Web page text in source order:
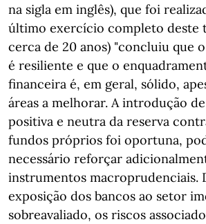
na sigla em inglês), que foi
último exercício completo deste
cerca de 20 anos) "concluiu que
é resiliente e que o
financeira é, em geral, sólido,
áreas a melhorar. A introdução
positiva e neutra da reserva
fundos próprios foi oportuna,
necessário reforçar
instrumentos macroprudenciais.
exposição dos bancos ao setor
sobreavaliado, os riscos